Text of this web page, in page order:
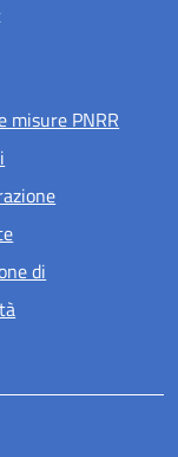
misure PNRR
di